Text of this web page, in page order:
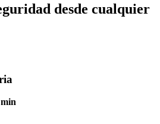
desde cualquier